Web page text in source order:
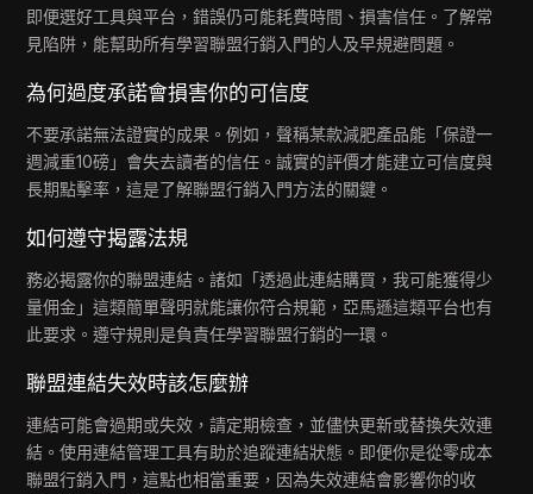
即便選好工具與平台，錯誤仍可能耗費時間、損害信任。了解常
見陷阱，能幫助所有學習聯盟行銷入門的人及早規避問題。
為何過度承諾會損害你的可信度
不要承諾無法證實的成果。例如，聲稱某款減肥產品能「保證一
週減重10磅」會失去讀者的信任。誠實的評價才能建立可信度與
長期點擊率，這是了解聯盟行銷入門方法的關鍵。
如何遵守揭露法規
務必揭露你的聯盟連結。諸如「透過此連結購買，我可能獲得少
量佣金」這類簡單聲明就能讓你符合規範，亞馬遜這類平台也有
此要求。遵守規則是負責任學習聯盟行銷的一環。
聯盟連結失效時該怎麼辦
連結可能會過期或失效，請定期檢查，並儘快更新或替換失效連
結。使用連結管理工具有助於追蹤連結狀態。即便你是從零成本
聯盟行銷入門，這點也相當重要，因為失效連結會影響你的收